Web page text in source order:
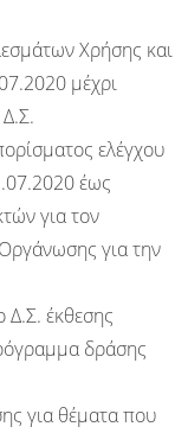
Χρήσης και
μέχρι
ελέγχου
έως
για τον
Οργάνωσης για την
Δ.Σ. έκθεσης
δράσης
για θέματα που